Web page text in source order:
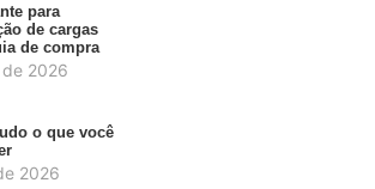
para
de cargas
de compra
2026
o que você
2026